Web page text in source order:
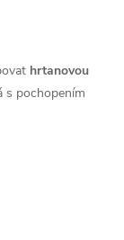
hrtanovou
s pochopením